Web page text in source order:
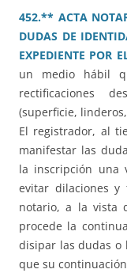
452.** ACTA
DUDAS DE
EXPEDIENTE POR
un medio hábil
rectificaciones
(superficie,
El registrador, al
manifestar las
la inscripción una
evitar dilaciones y
notario, a la vista
procede la
disipar las dudas o
que su